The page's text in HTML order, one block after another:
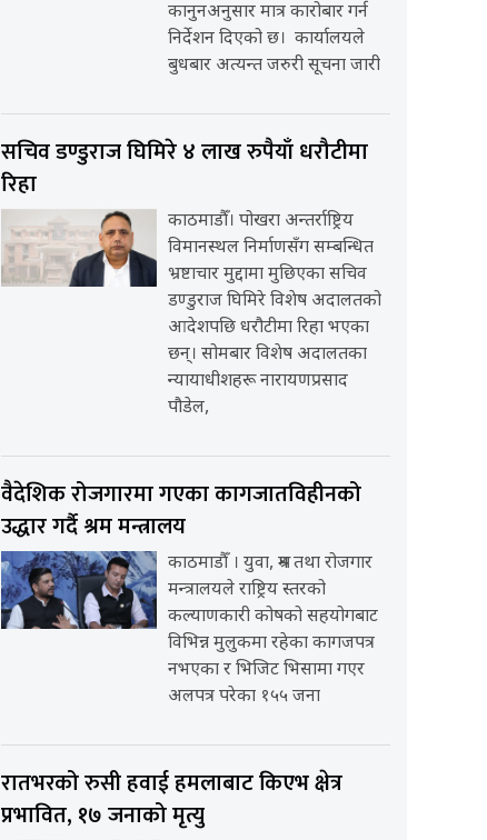
कानुनअनुसार मात्र कारोबार गर्न
निर्देशन दिएको छ। कार्यालयले
बुधबार अत्यन्त जरुरी सूचना जारी
सचिव डण्डुराज घिमिरे ४ लाख रुपैयाँ धरौटीमा
रिहा
काठमाडौँ। पोखरा अन्तर्राष्ट्रिय
विमानस्थल निर्माणसँग सम्बन्धित
भ्रष्टाचार मुद्दामा मुछिएका सचिव
डण्डुराज घिमिरे विशेष अदालतको
आदेशपछि धरौटीमा रिहा भएका
छन्। सोमबार विशेष अदालतका
न्यायाधीशहरू नारायणप्रसाद
पौडेल,
वैदेशिक रोजगारमा गएका कागजातविहीनको
उद्धार गर्दै श्रम मन्त्रालय
काठमाडौँ । युवा, श्रम तथा रोजगार
मन्त्रालयले राष्ट्रिय स्तरको
कल्याणकारी कोषको सहयोगबाट
विभिन्न मुलुकमा रहेका कागजपत्र
नभएका र भिजिट भिसामा गएर
अलपत्र परेका १५५ जना
रातभरको रुसी हवाई हमलाबाट किएभ क्षेत्र
प्रभावित, १७ जनाको मृत्यु